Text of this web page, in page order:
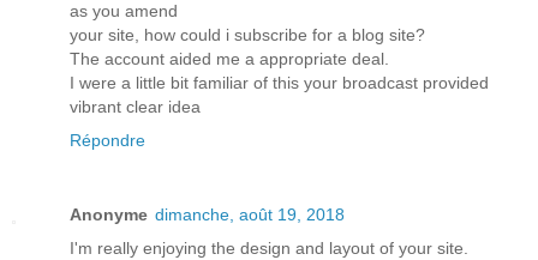
as you amend
your site, how could i subscribe for a blog site?
The account aided me a appropriate deal.
I were a little bit familiar of this your broadcast provided
vibrant clear idea
Répondre
Anonyme dimanche, août 19, 2018
I'm really enjoying the design and layout of your site.